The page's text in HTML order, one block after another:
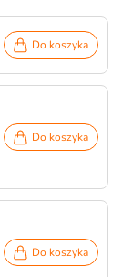
Do koszyka
Do koszyka
Do koszyka